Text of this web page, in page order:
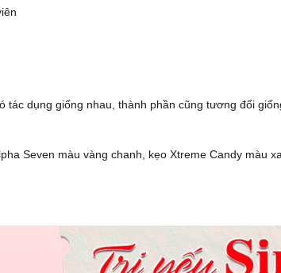
tác dụng giống nhau, thành phần cũng tương đối
Seven màu vàng chanh, kẹo Xtreme Candy màu